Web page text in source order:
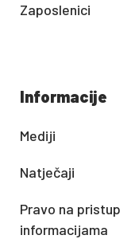
Zaposlenici
Informacije
Mediji
Natječaji
Pravo na pristup
informacijama